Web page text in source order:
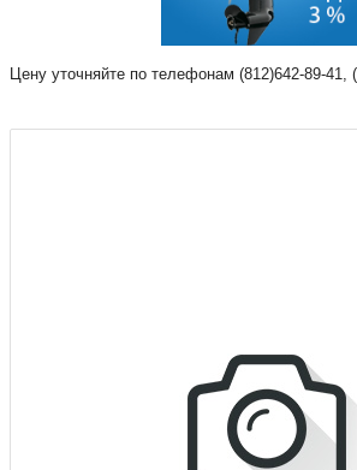
Цену уточняйте по телефонам (812)642-89-41,